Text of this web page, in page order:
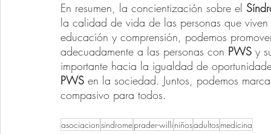
En resumen, la concientización sobre el
la calidad de vida de las personas que
educación y comprensión, podemos
adecuadamente a las personas con PWS y
importante hacia la igualdad de
PWS en la sociedad. Juntos, podemos
compasivo para todos.
asociacionsindromeprader-willi niñosadultosmedicina